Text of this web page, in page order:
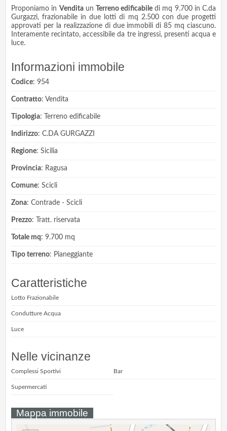
Proponiamo in Venditaun Terreno edificabile di mq 9.700 in C.da
Gurgazzi, frazionabile in due lotti di mq 2.500 con due progetti
approvati per la realizzazione di due immobili di 85 mq ciascuno.
Interamente recintato, accessibile da tre ingressi, presenti acqua e
luce.
Informazioni immobile
Codice: 954
Contratto: Vendita
Tipologia: Terreno edificabile
Indirizzo: C.DA GURGAZZI
Regione: Sicilia
Provincia: Ragusa
Comune: Scicli
Zona: Contrade - Scicli
Prezzo: Tratt. riservata
Totale mq: 9.700 mq
Tipo terreno: Pianeggiante
Caratteristiche
Lotto Frazionabile
Condutture Acqua
Luce
Nelle vicinanze
Complessi Sportivi Bar
Supermercati
Mappa immobile